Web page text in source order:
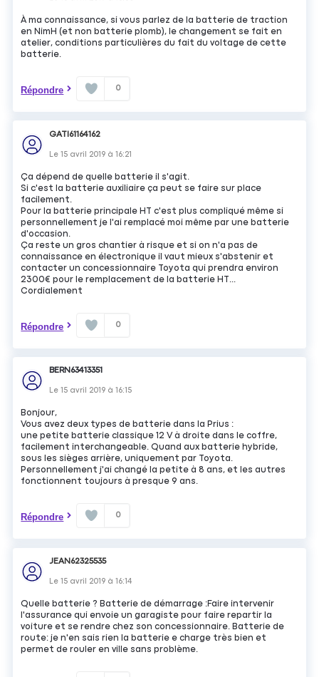
À ma connaissance, si vous parlez de la batterie de traction
en NimH (et non batterie plomb), le changement se fait en
atelier, conditions particulières du fait du voltage de cette
batterie.
Répondre 0
GATI61164162
Le15 avril 2019 à16:21
Ça dépend de quelle batterie il s'agit.
Si c'est la batterie auxiliaire ça peut se faire sur place
facilement.
Pour la batterie principale HT c'est plus compliqué même si
personnellement je l'ai remplacé moi même par une batterie
d'occasion.
Ça reste un gros chantier à risque et si on n'a pas de
connaissance en électronique il vaut mieux s'abstenir et
contacter un concessionnaire Toyota qui prendra environ
2300€ pour le remplacement de la batterie HT...
Cordialement
Répondre 0
BERN63413351
Le15 avril 2019 à16:15
Bonjour,
Vous avez deux types de batterie dans la Prius :
une petite batterie classique 12 V à droite dans le coffre,
facilement interchangeable. Quand aux batterie hybride,
sous les sièges arrière, uniquement par Toyota.
Personnellement j'ai changé la petite à 8 ans, et les autres
fonctionnent toujours à presque 9 ans.
Répondre 0
JEAN62325535
Le15 avril 2019 à16:14
Quelle batterie ? Batterie de démarrage :Faire intervenir
l'assurance qui envoie un garagiste pour faire repartir la
voiture et se rendre chez son concessionnaire. Batterie de
route: je n'en sais rien la batterie e charge très bien et
permet de rouler en ville sans problème.